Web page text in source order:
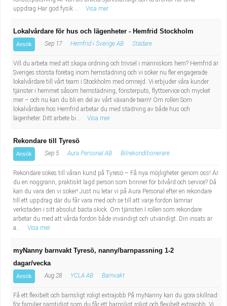
uppdrag Har god fysik ...
Visa mer
Lokalvårdare för hus och lägenheter - Hemfrid Stockholm
Ansök Sep 17 Hemfrid i Sverige AB Städare
Vill du arbeta med att skapa ordning och trivsel i människors hem? Hemfrid är
Sveriges största företag inom hemstädning och vi söker nu fler engagerade
lokalvårdare till vårt team i Stockholm med omnejd. Vi erbjuder våra kunder
tjänster i hemmet såsom hemstädning, fönsterputs, flyttservice och mycket
mer – och nu kan du bli en del av vårt växande team! Om rollen Som
lokalvårdare hos Hemfrid arbetar du med städning av både hus och
lägenheter. Ditt arbete bi...
Visa mer
Rekondare till Tyresö
Ansök Sep 5 Aura Personal AB Bilrekonditionerare
Rekondare sökes till våran kund på Tyresö – Få nya möjligheter genom oss! Är
du en noggrann, praktiskt lagd person som brinner för bilvård och service? Då
kan du vara den vi söker! Just nu letar vi på Aura Personal efter en rekondare
till ett uppdrag där du får vara med och se till att varje fordon lämnar
verkstaden i sitt absolut bästa skick. Om tjänsten I rollen som rekondare
arbetar du med att vårda fordon både invändigt och utvändigt. Din insats är
a...
Visa mer
myNanny barnvakt Tyresö, nanny/barnpassning 1-2
dagar/vecka
Ansök Aug 28 YCLA AB Barnvakt
Få ett flexibelt och barnsligt roligt extrajobb På myNanny kan du göra skillnad
för familjer samtidigt som du får ett barnsligt roligt och flexibelt extrajobb. Vi